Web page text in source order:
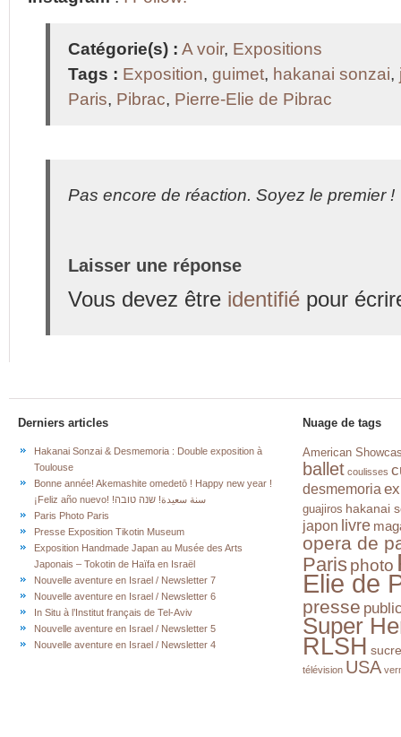
Catégorie(s) : A voir, Expositions
Tags : Exposition, guimet, hakanai sonzai,
Paris, Pibrac, Pierre-Elie de Pibrac
Pas encore de réaction. Soyez le premier !
Laisser une réponse
Vous devez être identifié pour
Derniers articles
Hakanai Sonzai & Desmemoria : Double exposition à
Toulouse
Bonne année! Akemashite omedetō ! Happy new year !
¡Feliz año nuevo! !سنة سعيدة! שנה טובה
Paris Photo Paris
Presse Exposition Tikotin Museum
Exposition Handmade Japan au Musée des Arts
Japonais – Tokotin de Haïfa en Israël
Nouvelle aventure en Israel / Newsletter 7
Nouvelle aventure en Israel / Newsletter 6
In Situ à l’Institut français de Tel-Aviv
Nouvelle aventure en Israel / Newsletter 5
Nouvelle aventure en Israel / Newsletter 4
Nuage de tags
American
ballet coulisses
desmemoria
guajiros hakanai
japon livre
opera de
Paris photo
Elie de
presse
Super
RLSH sucre
télévision USA